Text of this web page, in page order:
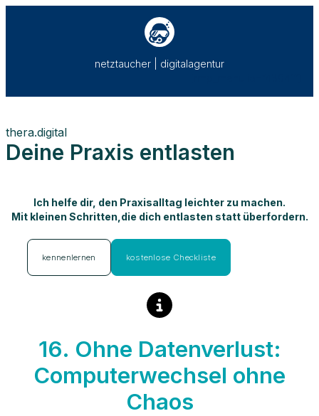
netztaucher | digitalagentur
thera.digital
Deine Praxis entlasten
Ich helfe dir, den Praxisalltag leichter zu machen.
Mit kleinen Schritten,die dich entlasten statt überfordern.
kennenlernen kostenlose Checkliste
16. Ohne Datenverlust:
Computerwechsel ohne
Chaos